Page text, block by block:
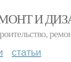
И
статьи